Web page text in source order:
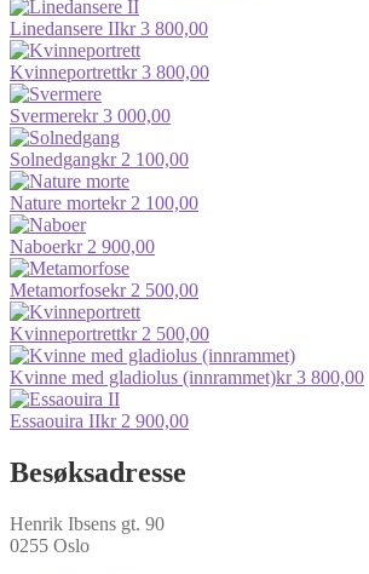
Linedansere IIkr3 800,00
Kvinneportrettkr3 800,00
Svermerekr3 000,00
Solnedgangkr2 100,00
Nature mortekr2 100,00
Naboerkr2 900,00
Metamorfosekr2 500,00
Kvinneportrettkr2 500,00
Kvinne med gladiolus (innrammet)kr3 800,00
Essaouira IIkr2 900,00
Besøksadresse
Henrik Ibsens gt. 90
0255 Oslo